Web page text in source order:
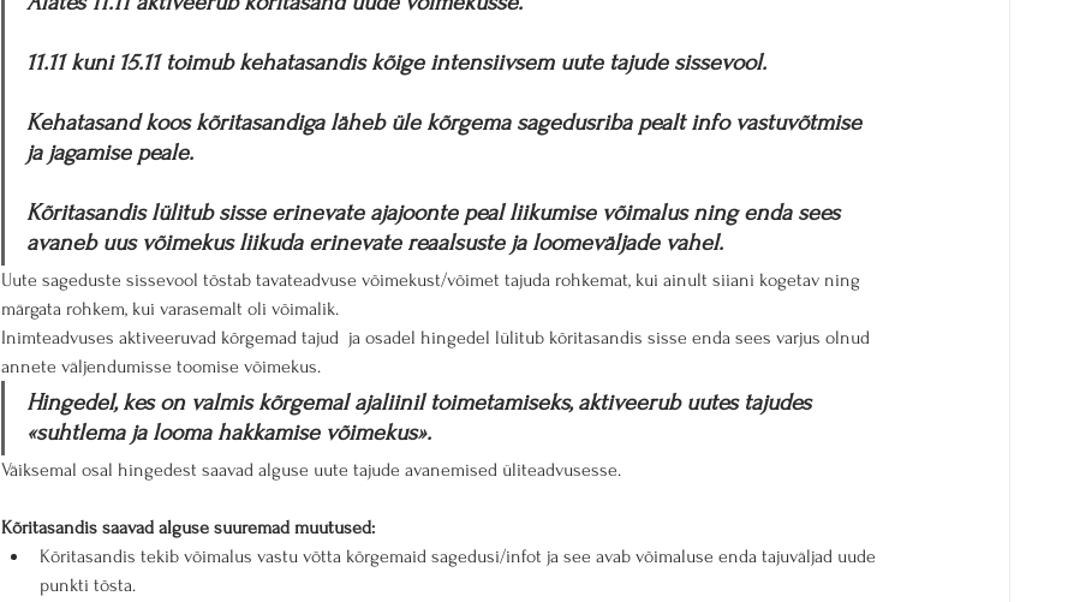
11.11 kuni 15.11 toimub kehatasandis kõige intensiivsem uute tajude sissevool.
Kehatasand koos kõritasandiga läheb üle kõrgema sagedusriba pealt info vastuvõtmise
ja jagamise peale.
Kõritasandis lülitub sisse erinevate ajajoonte peal liikumise võimalus ning enda sees
avaneb uus võimekus liikuda erinevate reaalsuste ja loomeväljade vahel.
Uute sageduste sissevool tõstab tavateadvuse võimekust/võimet tajuda rohkemat, kui ainult siiani kogetav ning
märgata rohkem, kui varasemalt oli võimalik.
Inimteadvuses aktiveeruvad kõrgemad tajud  ja osadel hingedel lülitub kõritasandis sisse enda sees varjus olnud
annete väljendumisse toomise võimekus.
Hingedel, kes on valmis kõrgemal ajaliinil toimetamiseks, aktiveerub uutes tajudes
«suhtlema ja looma hakkamise võimekus».
Väiksemal osal hingedest saavad alguse uute tajude avanemised üliteadvusesse.
Kõritasandis saavad alguse suuremad muutused:
Kõritasandis tekib võimalus vastu võtta kõrgemaid sagedusi/infot ja see avab võimaluse enda tajuväljad uude
punkti tõsta.